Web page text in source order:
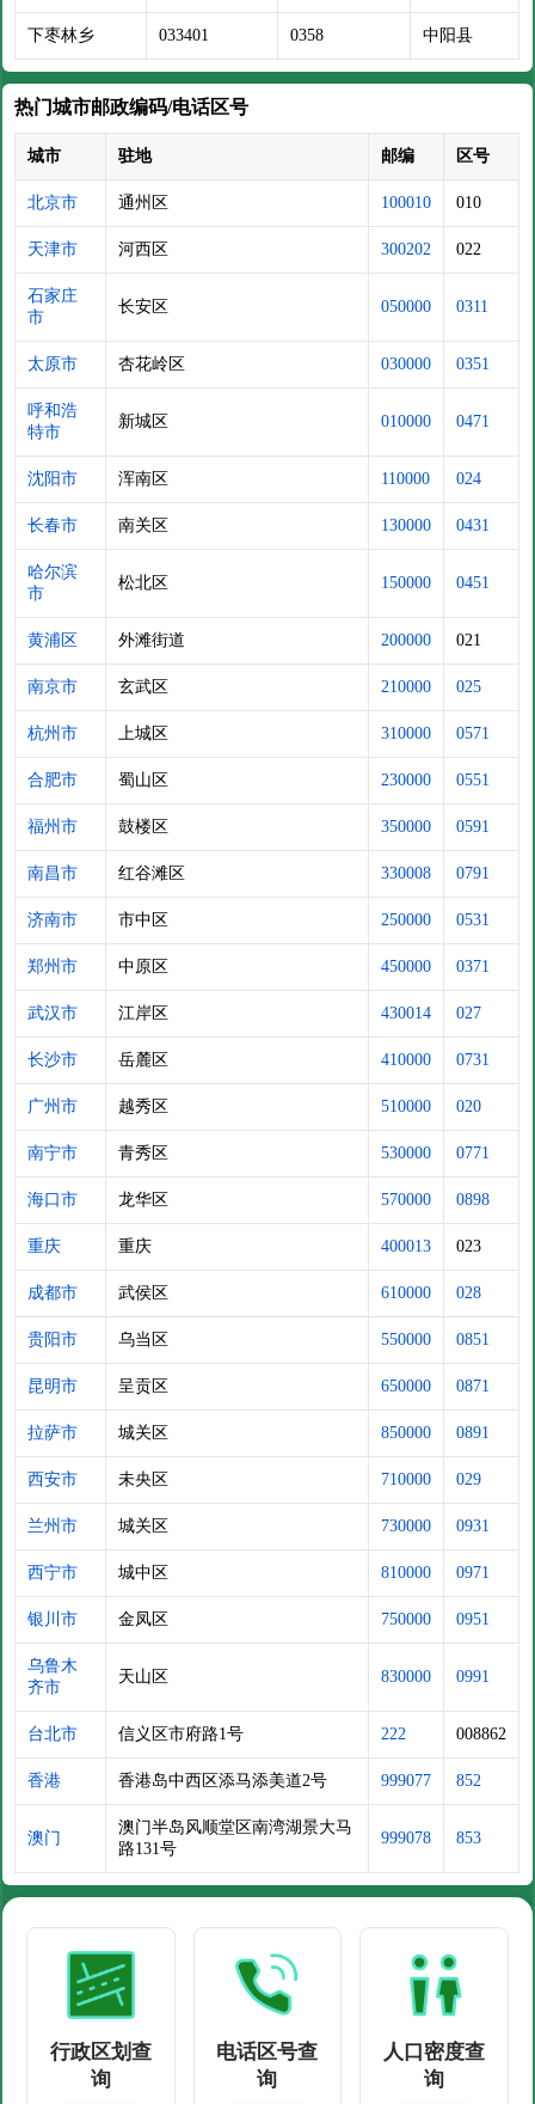
下枣林乡 033401 0358 中阳县
热门城市邮政编码/电话区号
城市 驻地 邮编 区号
北京市 通州区 100010 010
天津市 河西区 300202 022
石家庄
市
长安区 050000 0311
太原市 杏花岭区 030000 0351
呼和浩
特市
新城区 010000 0471
沈阳市 浑南区 110000 024
长春市 南关区 130000 0431
哈尔滨
市
松北区 150000 0451
黄浦区 外滩街道 200000 021
南京市 玄武区 210000 025
杭州市 上城区 310000 0571
合肥市 蜀山区 230000 0551
福州市 鼓楼区 350000 0591
南昌市 红谷滩区 330008 0791
济南市 市中区 250000 0531
郑州市 中原区 450000 0371
武汉市 江岸区 430014 027
长沙市 岳麓区 410000 0731
广州市 越秀区 510000 020
南宁市 青秀区 530000 0771
海口市 龙华区 570000 0898
重庆 重庆 400013 023
成都市 武侯区 610000 028
贵阳市 乌当区 550000 0851
昆明市 呈贡区 650000 0871
拉萨市 城关区 850000 0891
西安市 未央区 710000 029
兰州市 城关区 730000 0931
西宁市 城中区 810000 0971
银川市 金凤区 750000 0951
乌鲁木
齐市
天山区 830000 0991
台北市 信义区市府路1号 222 008862
香港 香港岛中西区添马添美道2号 999077 852
澳门
澳门半岛风顺堂区南湾湖景大马
路131号
999078 853
行政区划查
询
电话区号查
询
人口密度查
询